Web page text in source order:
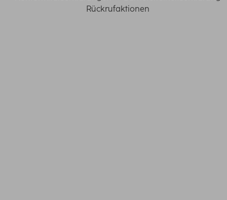
Rückrufaktionen